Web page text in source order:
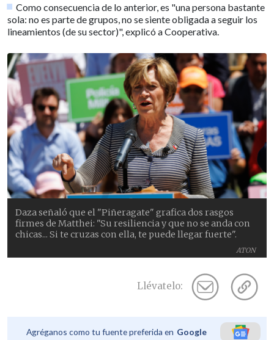
Como consecuencia de lo anterior, es "una persona bastante
sola: no es parte de grupos, no se siente obligada a seguir los
lineamientos (de su sector)", explicó a Cooperativa.
ATON
Daza señaló que el "Piñeragate" grafica dos rasgos
firmes de Matthei: "Su resiliencia y que no se anda con
chicas... Si te cruzas con ella, te puede llegar fuerte".
Llévatelo:
Agréganos como tu fuente preferida en Google